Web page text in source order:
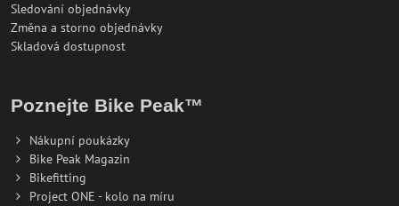
Sledování objednávky
Změna a storno objednávky
Skladová dostupnost
Poznejte Bike Peak™
Nákupní poukázky
Bike Peak Magazin
Bikefitting
Project ONE - kolo na míru